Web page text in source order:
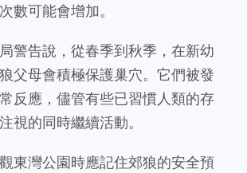
數可能會增加。
警告說，從春季到秋季，在新幼
父母會積極保護巢穴。它們被發
反應，儘管有些已習慣人類的存
視的同時繼續活動。
東灣公園時應記住郊狼的安全預